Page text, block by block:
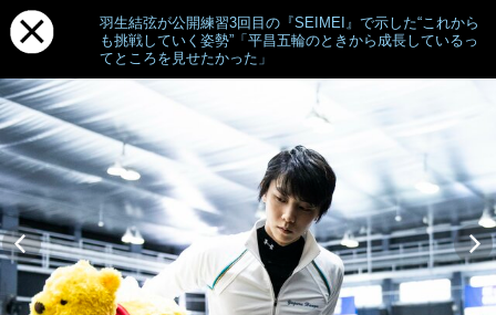
羽生結弦が公開練習3回目の『SEIMEI』で示した“これから
も挑戦していく姿勢”「平昌五輪のときから成長しているっ
てところを見せたかった」